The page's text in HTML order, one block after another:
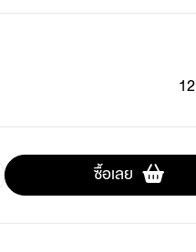
ซื้อเลย